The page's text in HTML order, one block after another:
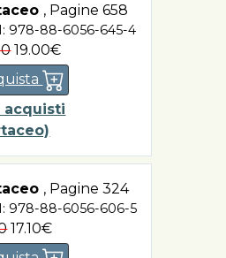
, Pagine 658
978-88-6056-645-4
19.00€
acquisti
, Pagine 324
978-88-6056-606-5
17.10€